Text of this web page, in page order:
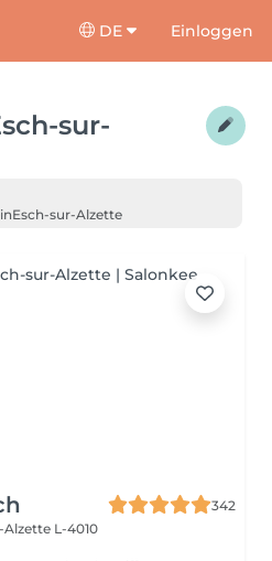
DE Einloggen
sur-
inEsch-sur-Alzette
342
Alzette L-4010